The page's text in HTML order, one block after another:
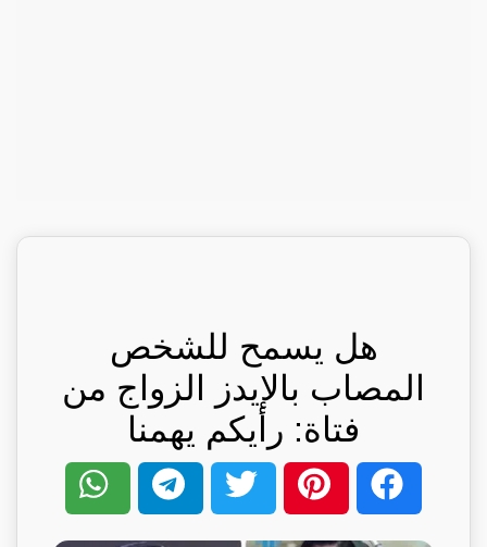
هل يسمح للشخص
المصاب بالإيدز الزواج من
فتاة: رأيكم يهمنا